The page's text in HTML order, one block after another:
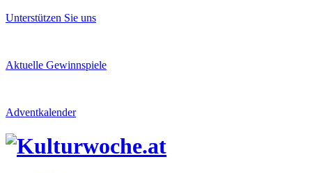
Unterstützen Sie uns
Aktuelle Gewinnspiele
Adventkalender